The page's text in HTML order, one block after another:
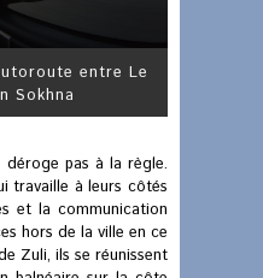
entre Le
Sokhna
pas à la règle.
travaille à leurs côtés
et la communication
hors de la ville en ce
Zuli, ils se réunissent